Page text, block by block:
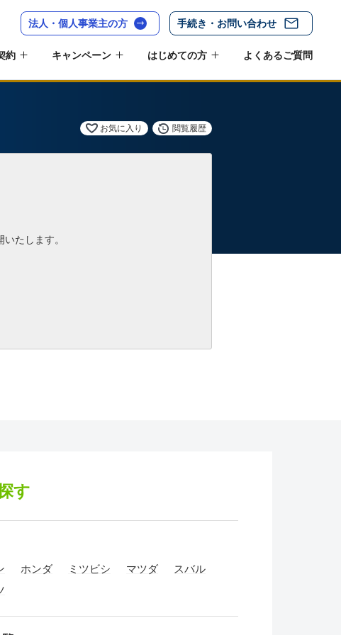
法人・個人事業主の方 手続き・お問い合わせ
約 キャンペーン はじめての方 よくあるご質問
お気に入り 閲覧履歴
たします。
す
ホンダ ミツビシ マツダ
スバル